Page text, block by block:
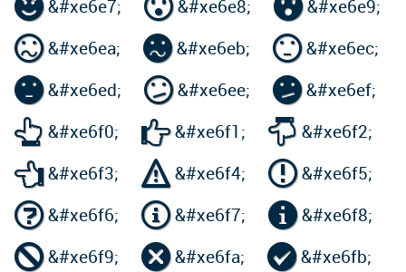
&#xe6e7; &#xe6e8; &#xe6e9;
&#xe6ea; &#xe6eb; &#xe6ec;
&#xe6ed; &#xe6ee; &#xe6ef;
 &#xe6f0; &#xe6f1;  &#xe6f2;
&#xe6f3;  &#xe6f4; &#xe6f5;
&#xe6f6; &#xe6f7; &#xe6f8;
&#xe6f9; &#xe6fa; &#xe6fb;